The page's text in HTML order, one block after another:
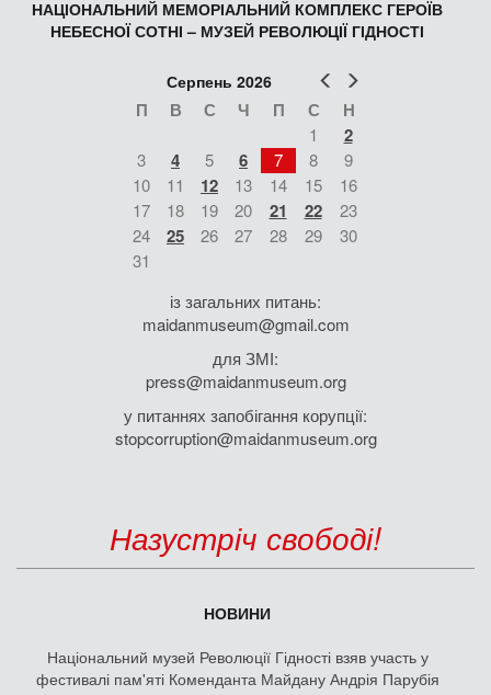
НАЦІОНАЛЬНИЙ МЕМОРІАЛЬНИЙ КОМПЛЕКС ГЕРОЇВ
НЕБЕСНОЇ СОТНІ – МУЗЕЙ РЕВОЛЮЦІЇ ГІДНОСТІ
Попер
Серпень 2026
П В С Ч П С Н
1 2
3 4 5 6 7 8
9
10
11 12 13 14 15
16
17
18 19 20 21 22
23
24
25 26 27 28 29
30
31
із загальних питань:
maidanmuseum@gmail.com
для ЗМІ:
press@maidanmuseum.org
у питаннях запобігання корупції:
stopcorruption@maidanmuseum.org
Назустріч свободі!
НОВИНИ
Національний музей Революції Гідності взяв участь у
фестивалі пам'яті Коменданта Майдану Андрія Парубія